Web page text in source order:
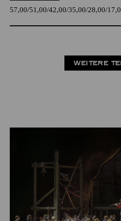
57,00 51,00 42,00 35,00 28,00
WEITERE